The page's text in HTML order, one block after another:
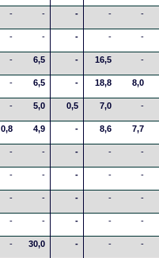
- - - - -
- - - - -
- 6,5 - 16,5 -
- 6,5 - 18,8 8,0
- 5,0 0,5 7,0 -
0,8 4,9 - 8,6 7,7
- - - - -
- - - - -
- - - - -
- - - - -
- 30,0 - - -